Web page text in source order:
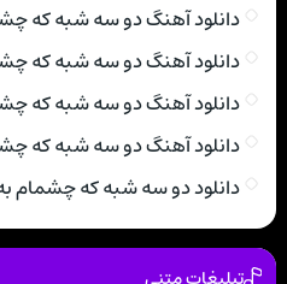
دانلود آهنگ دو سه شبه که
دانلود آهنگ دو سه شبه که
دانلود آهنگ دو سه شبه که
دانلود آهنگ دو سه شبه که
دانلود دو سه شبه که چشمام